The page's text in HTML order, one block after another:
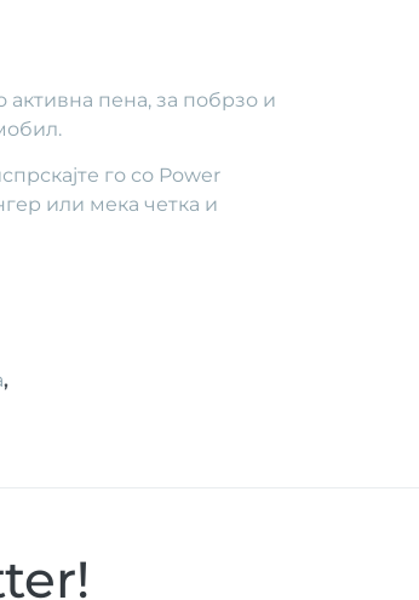
пена, за побрзо и
го со Power
или мека четка и
,